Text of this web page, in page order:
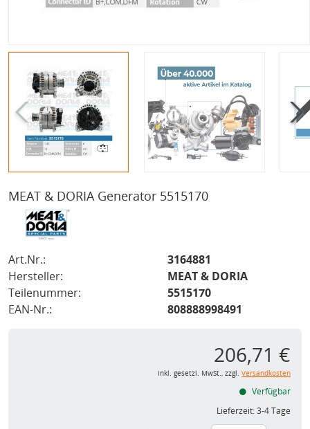
MEAT & DORIA Generator 5515170
Art.Nr.:
3164881
Hersteller:
MEAT & DORIA
Teilenummer:
5515170
EAN-Nr.:
808888998491
206,71 €
inkl. gesetzl. MwSt., zzgl. Versandkosten
Verfügbar
Lieferzeit:3-4 Tage